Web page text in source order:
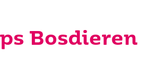
Bosdieren